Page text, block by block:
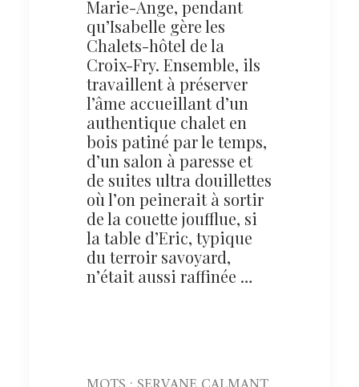
Marie-Ange, pendant
qu’Isabelle gère les
Chalets-hôtel de la
Croix-Fry. Ensemble, ils
travaillent à préserver
l’âme accueillant d’un
authentique chalet en
bois patiné par le temps,
d’un salon à paresse et
de suites ultra douillettes
où l’on peinerait à sortir
de la couette joufflue, si
la table d’Eric, typique
du terroir savoyard,
n’était aussi raffinée …